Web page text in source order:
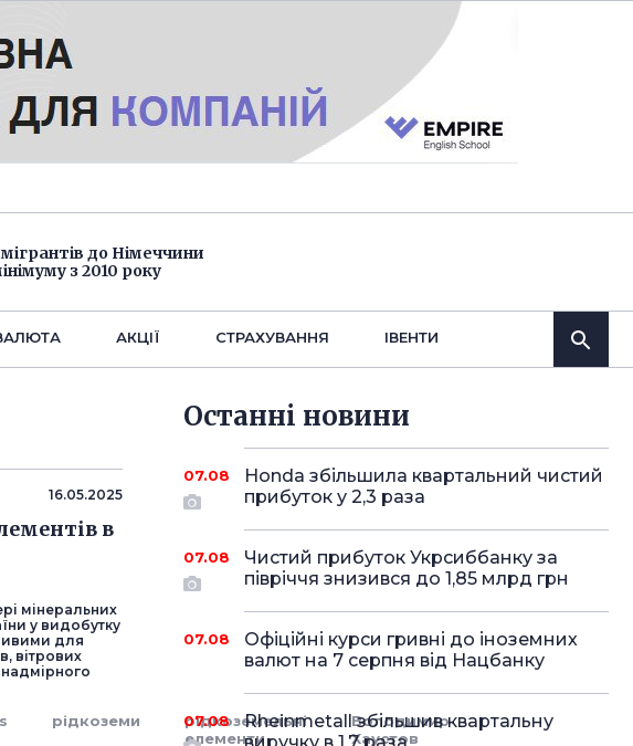
до Німеччини
з 2010 року
АКЦІЇ СТРАХУВАННЯ IВЕНТИ
16.05.2025
в
мінеральних
у видобутку
для
вітрових
надмірного
рідкоземи
рідкоземельні
елементи
Володимир
Хаустов
Останнi новини
07.08
Honda збільшила квартальний чистий
прибуток у 2,3 раза
07.08
Чистий прибуток Укрсиббанку за
півріччя знизився до 1,85 млрд грн
07.08
Офіційні курси гривні до іноземних
валют на 7 серпня від Нацбанку
07.08
Rheinmetall збільшив квартальну